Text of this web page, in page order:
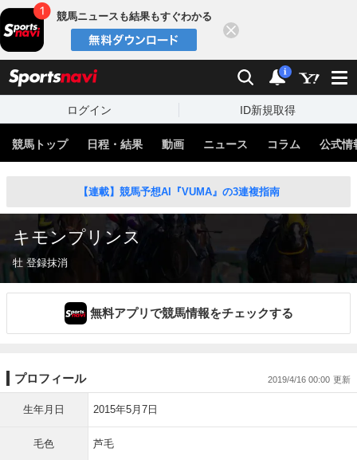
競馬ニュースも結果もすぐわかる
検索 通知
i
ログイン ID新規取得
競馬トップ 日程・結果 動画 ニュース コラム 公式情
【連載】競馬予想AI『VUMA』の3連複指南
キモンプリンス
牡 登録抹消
無料アプリで競馬情報をチェックする
プロフィール 2019/4/16 00:00
生年月日 2015年5月7日
毛色 芦毛